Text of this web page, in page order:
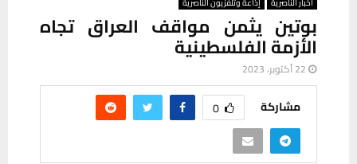
بوتين يثمن مواقف العراق تجاه
الأزمة الفلسطينية
22 أكتوبر، 2023
مشاركة 0